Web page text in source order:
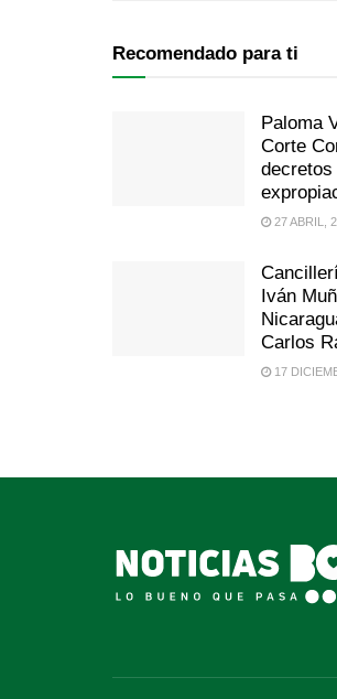
Recomendado para ti
Paloma
Corte
27 ABRIL,
Iván
Carlos
17